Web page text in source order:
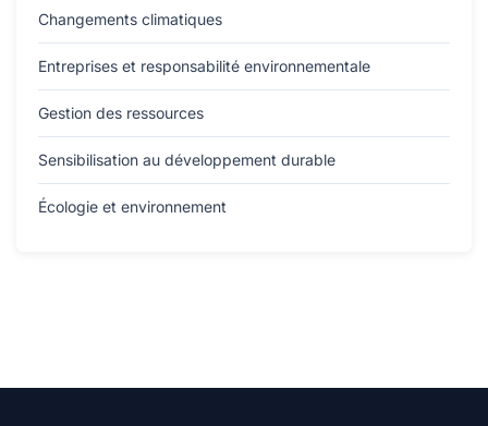
Changements climatiques
Entreprises et responsabilité environnementale
Gestion des ressources
Sensibilisation au développement durable
Écologie et environnement